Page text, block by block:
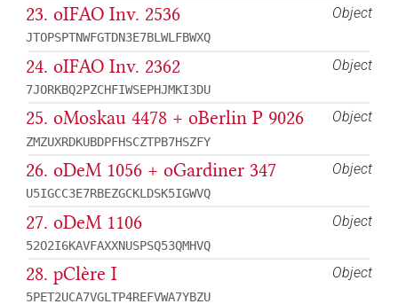
Object
23. oIFAO Inv. 2536
JTOPSPTNWFGTDN3E7BLWLFBWXQ
Object
24. oIFAO Inv. 2362
7JORKBQ2PZCHFIWSEPHJMKI3DU
Object
25. oMoskau 4478 + oBerlin P 9026
ZMZUXRDKUBDPFHSCZTPB7HSZFY
Object
26. oDeM 1056 + oGardiner 347
U5IGCC3E7RBEZGCKLDSK5IGWVQ
Object
27. oDeM 1106
52O2I6KAVFAXXNUSPSQ53QMHVQ
Object
28. pClère I
5PET2UCA7VGLTP4REFVWA7YBZU